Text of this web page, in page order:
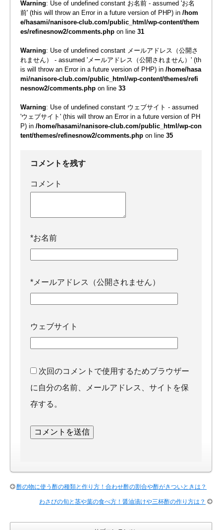
Warning: Use of undefined constant お名前 - assumed 'お名
前' (this will throw an Error in a future version of PHP) in /hom
e/hasami/nanisore-club.com/public_html/wp-content/them
es/refinesnow2/comments.php on line 31
Warning: Use of undefined constant メールアドレス（公開さ
れません） - assumed 'メールアドレス（公開されません）' (th
is will throw an Error in a future version of PHP) in /home/hasa
mi/nanisore-club.com/public_html/wp-content/themes/refi
nesnow2/comments.php on line 33
Warning: Use of undefined constant ウェブサイト - assumed
'ウェブサイト' (this will throw an Error in a future version of PH
P) in /home/hasami/nanisore-club.com/public_html/wp-con
tent/themes/refinesnow2/comments.php on line 35
コメントを残す
コメント
*お名前
* メールアドレス（公開されません）
ウェブサイト
次回のコメントで使用するためブラウザー
に自分の名前、メールアドレス、サイトを保
存する。
酢の物に使う酢の種類と作り方！合わせ酢の割合や酢がきついときは？
わさびの旬と茎や葉の食べ方！醤油漬けや三杯酢の作り方は？